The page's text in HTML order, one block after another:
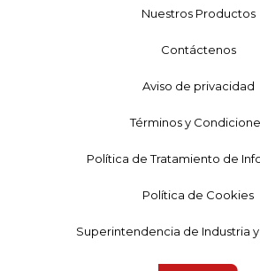
Nuestros Productos
Contáctenos
Aviso de privacidad
Términos y
Política de Tratamiento de
Política de Cookies
Superintendencia de Industria